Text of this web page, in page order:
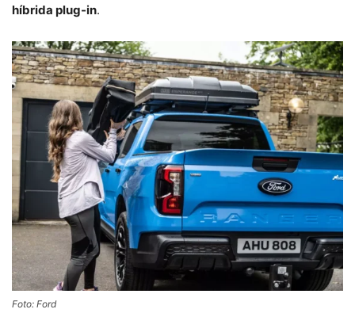
híbrida plug-in.
Foto: Ford